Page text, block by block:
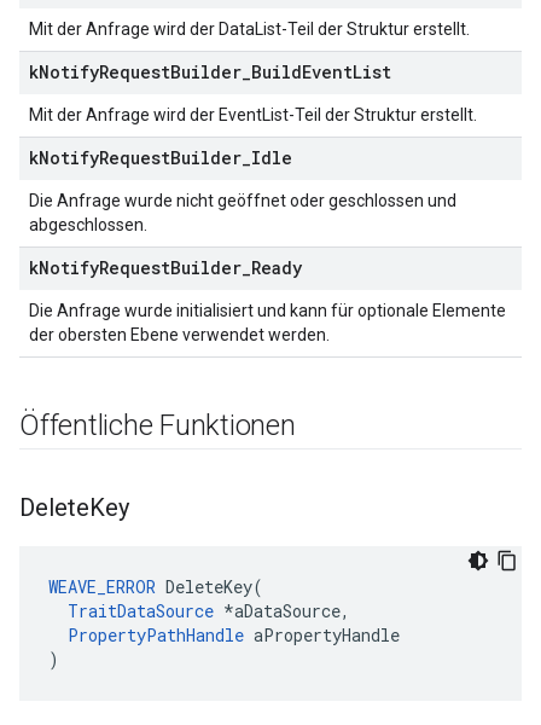
Mit der Anfrage wird der DataList-Teil der Struktur erstellt.
kNotifyRequestBuilder BuildEventList
Mit der Anfrage wird der EventList-Teil der Struktur erstellt.
kNotifyRequestBuilder Idle
Die Anfrage wurde nicht geöffnet oder geschlossen und
abgeschlossen.
kNotifyRequestBuilder Ready
Die Anfrage wurde initialisiert und kann für optionale Elemente
der obersten Ebene verwendet werden.
Öffentliche Funktionen
DeleteKey
WEAVE_ERROR DeleteKey(
TraitDataSource *aDataSource,
PropertyPathHandle aPropertyHandle
)